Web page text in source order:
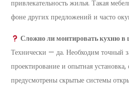
привлекательность жилья. Такая
фоне других предложений и часто
Сложно ли монтировать кухню
Технически — да. Необходим точный
проектирование и опытная установка,
предусмотрены скрытые системы